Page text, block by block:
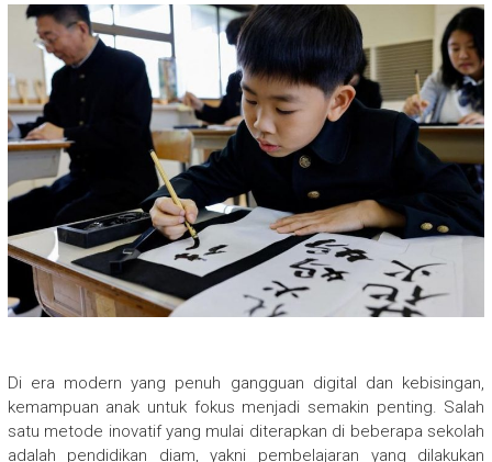
Di era modern yang penuh gangguan digital dan kebisingan,
kemampuan anak untuk fokus menjadi semakin penting. Salah
satu metode inovatif yang mulai diterapkan di beberapa sekolah
adalah pendidikan diam, yakni pembelajaran yang dilakukan